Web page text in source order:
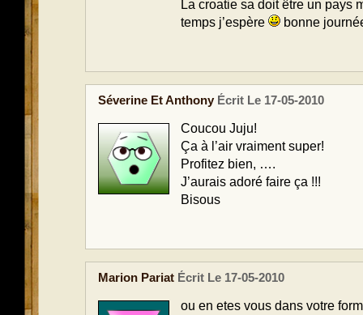
La croatie sa doit être un pays
temps j’espère
bonne
Séverine Et Anthony Écrit Le 17-05-2010
Coucou Juju!
Ça à l’air vraiment super!
Profitez bien, ….
J’aurais adoré faire ça !!!
Bisous
Marion Pariat Écrit Le 17-05-2010
ou en etes vous dans votre